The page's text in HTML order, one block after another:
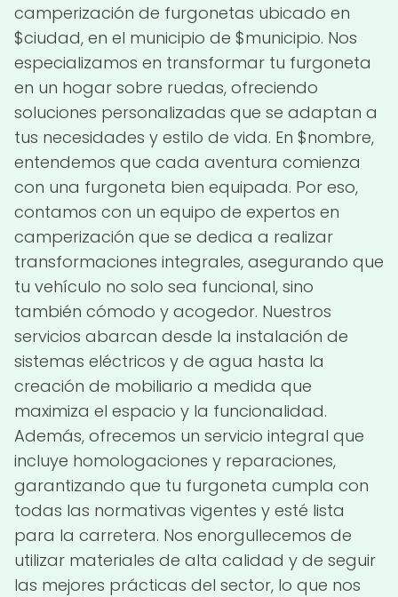
camperización de furgonetas ubicado en
$ciudad, en el municipio de $municipio. Nos
especializamos en transformar tu furgoneta
en un hogar sobre ruedas, ofreciendo
soluciones personalizadas que se adaptan a
tus necesidades y estilo de vida. En $nombre,
entendemos que cada aventura comienza
con una furgoneta bien equipada. Por eso,
contamos con un equipo de expertos en
camperización que se dedica a realizar
transformaciones integrales, asegurando que
tu vehículo no solo sea funcional, sino
también cómodo y acogedor. Nuestros
servicios abarcan desde la instalación de
sistemas eléctricos y de agua hasta la
creación de mobiliario a medida que
maximiza el espacio y la funcionalidad.
Además, ofrecemos un servicio integral que
incluye homologaciones y reparaciones,
garantizando que tu furgoneta cumpla con
todas las normativas vigentes y esté lista
para la carretera. Nos enorgullecemos de
utilizar materiales de alta calidad y de seguir
las mejores prácticas del sector, lo que nos